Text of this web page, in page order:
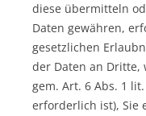
diese übermitteln
Daten gewähren,
gesetzlichen
der Daten an Dritte,
gem. Art. 6 Abs. 1
erforderlich ist), Sie